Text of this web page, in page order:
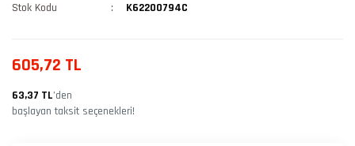
Stok Kodu
K62200794C
605,72 TL
63,37 TL’den
başlayan taksit seçenekleri!